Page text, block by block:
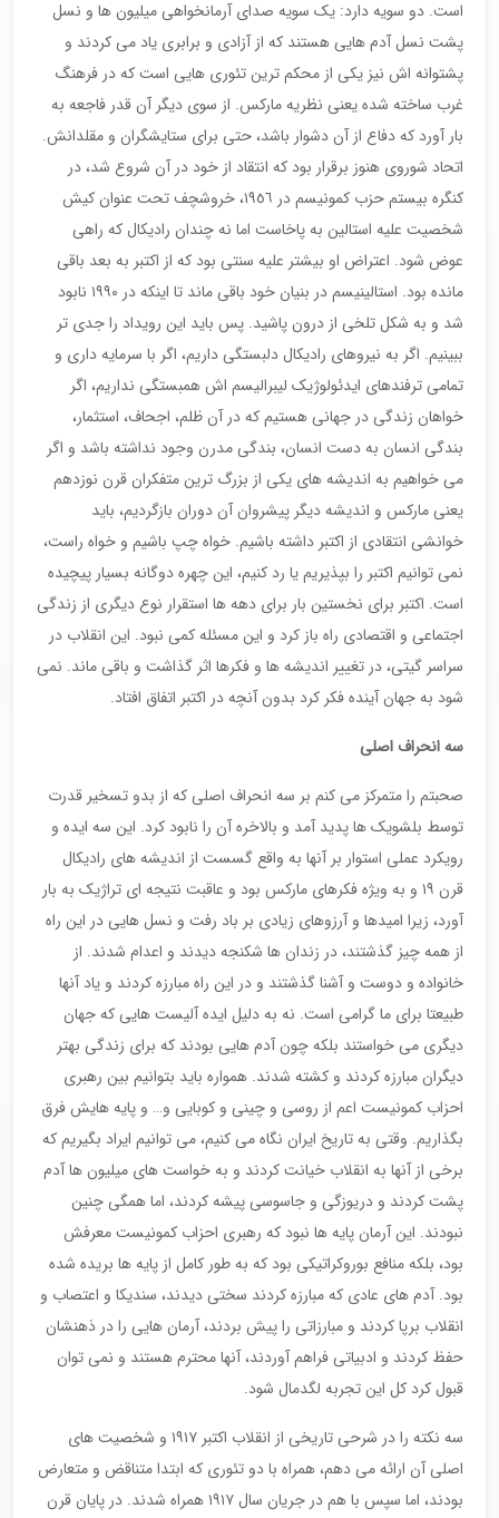
است. دو سویه دارد: یک سویه صدای آرمانخواهی میلیون ها و نسل
پشت نسل آدم هایی هستند که از آزادی و برابری یاد می کردند و
پشتوانه اش نیز یکی از محکم ترین تئوری هایی است که در فرهنگ
غرب ساخته شده یعنی نظریه مارکس. از سوی دیگر آن قدر فاجعه به
بار آورد که دفاع از آن دشوار باشد، حتی برای ستایشگران و مقلدانش.
اتحاد شوروی هنوز برقرار بود که انتقاد از خود در آن شروع شد، در
کنگره بیستم حزب کمونیسم در ١٩٥٦، خروشچف تحت عنوان کیش
شخصیت علیه استالین به پاخاست اما نه چندان رادیکال که راهی
عوض شود. اعتراض او بیشتر علیه سنتی بود که از اکتبر به بعد باقی
مانده بود. استالینیسم در بنیان خود باقی ماند تا اینکه در ١٩٩٠ نابود
شد و به شکل تلخی از درون پاشید. پس باید این رویداد را جدی تر
ببینیم. اگر به نیروهای رادیکال دلبستگی داریم، اگر با سرمایه داری و
تمامی ترفندهای ایدئولوژیک لیبرالیسم اش همبستگی نداریم، اگر
خواهان زندگی در جهانی هستیم که در آن ظلم، اجحاف، استثمار،
بندگی انسان به دست انسان، بندگی مدرن وجود نداشته باشد و اگر
می خواهیم به اندیشه های یکی از بزرگ ترین متفکران قرن نوزدهم
یعنی مارکس و اندیشه دیگر پیشروان آن دوران بازگردیم، باید
خوانشی انتقادی از اکتبر داشته باشیم. خواه چپ باشیم و خواه راست،
نمی توانیم اکتبر را بپذیریم یا رد کنیم، این چهره دوگانه بسیار پیچیده
است. اکتبر برای نخستین بار برای دهه ها استقرار نوع دیگری از زندگی
اجتماعی و اقتصادی راه باز کرد و این مسئله کمی نبود. این انقلاب در
سراسر گیتی، در تغییر اندیشه ها و فکرها اثر گذاشت و باقی ماند. نمی
شود به جهان آینده فکر کرد بدون آنچه در اکتبر اتفاق افتاد.
سه انحراف اصلی
صحبتم را متمرکز می کنم بر سه انحراف اصلی که از بدو تسخیر قدرت
توسط بلشویک ها پدید آمد و بالاخره آن را نابود کرد. این سه ایده و
رویکرد عملی استوار بر آنها به واقع گسست از اندیشه های رادیکال
قرن ١٩ و به ویژه فکرهای مارکس بود و عاقبت نتیجه ای تراژیک به بار
آورد، زیرا امیدها و آرزوهای زیادی بر باد رفت و نسل هایی در این راه
از همه چیز گذشتند، در زندان ها شکنجه دیدند و اعدام شدند. از
خانواده و دوست و آشنا گذشتند و در این راه مبارزه کردند و یاد آنها
طبیعتا برای ما گرامی است. نه به دلیل ایده آلیست هایی که جهان
دیگری می خواستند بلکه چون آدم هایی بودند که برای زندگی بهتر
دیگران مبارزه کردند و کشته شدند. همواره باید بتوانیم بین رهبری
احزاب کمونیست اعم از روسی و چینی و کوبایی و… و پایه هایش فرق
بگذاریم. وقتی به تاریخ ایران نگاه می کنیم، می توانیم ایراد بگیریم که
برخی از آنها به انقلاب خیانت کردند و به خواست های میلیون ها آدم
پشت کردند و دریوزگی و جاسوسی پیشه کردند، اما همگی چنین
نبودند. این آرمان پایه ها نبود که رهبری احزاب کمونیست معرفش
بود، بلکه منافع بوروکراتیکی بود که به طور کامل از پایه ها بریده شده
بود. آدم های عادی که مبارزه کردند سختی دیدند، سندیکا و اعتصاب و
انقلاب برپا کردند و مبارزاتی را پیش بردند، آرمان هایی را در ذهنشان
حفظ کردند و ادبیاتی فراهم آوردند، آنها محترم هستند و نمی توان
قبول کرد کل این تجربه لگدمال شود.
سه نکته را در شرحی تاریخی از انقلاب اکتبر ١٩١٧ و شخصیت های
اصلی آن ارائه می دهم، همراه با دو تئوری که ابتدا متناقض و متعارض
بودند، اما سپس با هم در جریان سال ١٩١٧ همراه شدند. در پایان قرن